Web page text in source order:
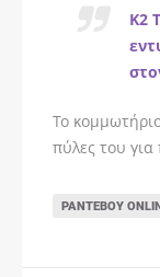
K2
Το
πύλες του
ΡΑΝΤΕΒΟΎ